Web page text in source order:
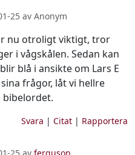
25 av Anonym
nu otroligt viktigt, tror
i vågskålen. Sedan kan
blå i ansikte om Lars E
frågor, låt vi hellre
bibelordet.
Svara | Citat| Rapportera